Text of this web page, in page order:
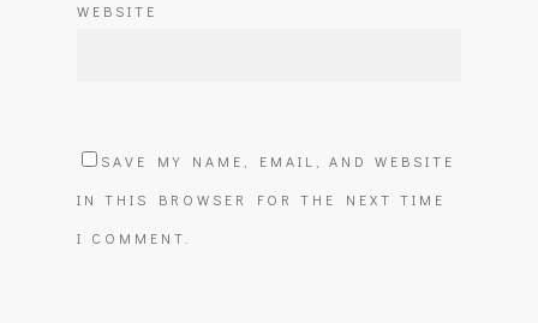
WEBSITE
SAVE MY NAME, EMAIL, AND WEBSITE
IN THIS BROWSER FOR THE NEXT TIME
I COMMENT.